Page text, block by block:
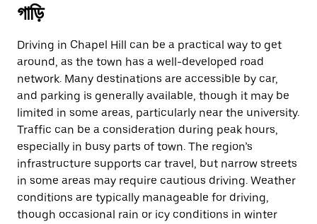
গাড়ি
Driving in Chapel Hill can be a practical way to get
around, as the town has a well-developed road
network. Many destinations are accessible by car,
and parking is generally available, though it may be
limited in some areas, particularly near the university.
Traffic can be a consideration during peak hours,
especially in busy parts of town. The region’s
infrastructure supports car travel, but narrow streets
in some areas may require cautious driving. Weather
conditions are typically manageable for driving,
though occasional rain or icy conditions in winter